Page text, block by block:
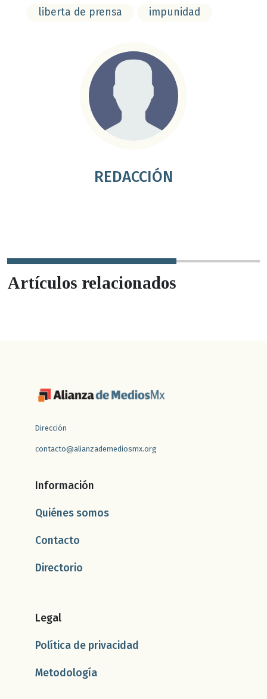
liberta de prensa
impunidad
REDACCIÓN
Artículos relacionados
Dirección
contacto@alianzademediosmx.org
Información
Quiénes somos
Contacto
Directorio
Legal
Política de privacidad
Metodología